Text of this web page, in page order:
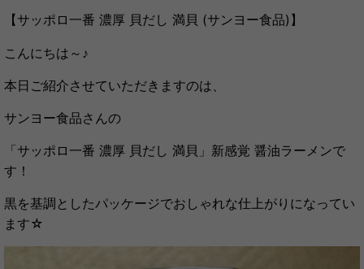
【サッポロ一番 濃厚 貝だし 満貝 (サンヨー食品)】
こんにちは～♪
本日ご紹介させていただきますのは、
サンヨー食品さんの
「サッポロ一番 濃厚 貝だし 満貝」新感覚 醤油ラーメンで
す！
黒を基調としたパッケージでおしゃれな仕上がりになってい
ます☆